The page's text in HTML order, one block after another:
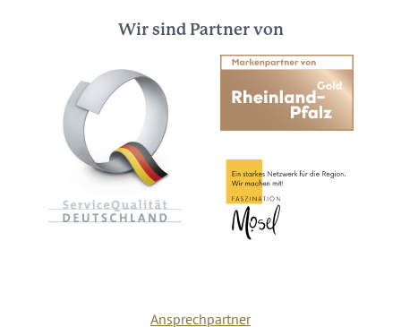
Wir sind Partner von
Ansprechpartner